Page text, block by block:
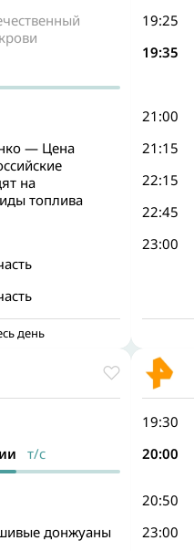
— Цена
на
топлива
день
19:25
19:35
21:00
21:15
22:15
22:45
23:00
т/с
донжуаны
19:30
20:00
20:50
23:00